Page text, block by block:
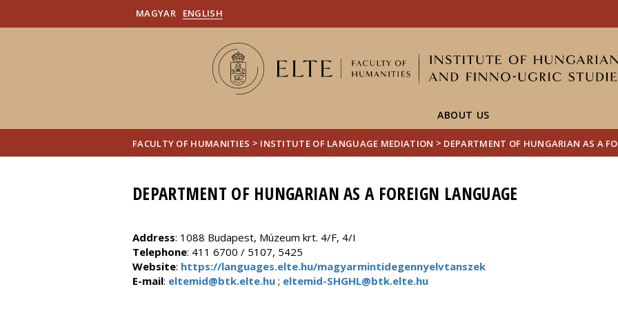
MAGYAR ENGLISH
ABOUT US
FACULTY OF HUMANITIES > INSTITUTE OF LANGUAGE MEDIATION > DEPARTMENT OF HUNGARIAN AS A
DEPARTMENT OF HUNGARIAN AS A FOREIGN LANGUAGE
Address: 1088 Budapest, Múzeum krt. 4/F, 4/I
Telephone: 411 6700 / 5107, 5425
Website: https://languages.elte.hu/magyarmintidegennyelvtanszek
E-mail: eltemid@btk.elte.hu ; eltemid-SHGHL@btk.elte.hu